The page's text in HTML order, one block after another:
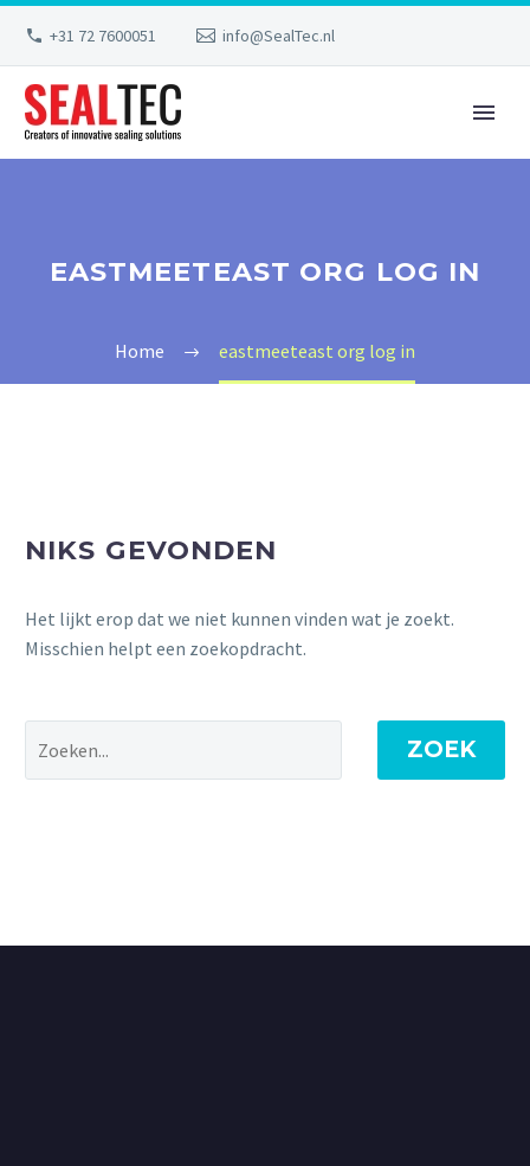
+31 72 7600051 info@SealTec.nl
EASTMEETEAST ORG LOG IN
Home eastmeeteast org log in
NIKS GEVONDEN
Het lijkt erop dat we niet kunnen vinden wat je zoekt.
Misschien helpt een zoekopdracht.
ZOEK